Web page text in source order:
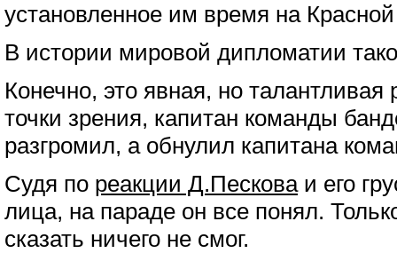
установленное им время на
В истории мировой дипломатии
Конечно, это явная, но
точки зрения, капитан команды
разгромил, а обнулил капитана
Судя по реакции Д.Песковаи его
лица, на параде он все понял.
сказать ничего не смог.